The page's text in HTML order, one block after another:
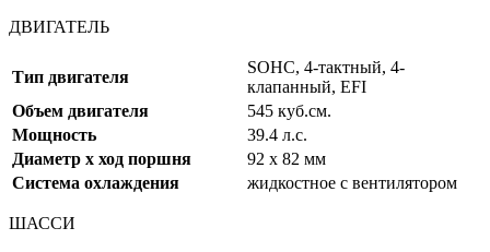
ДВИГАТЕЛЬ
Тип двигателя
SOHC, 4-тактный, 4-
клапанный, EFI
Объем двигателя
545 куб.см.
Мощность
39.4 л.с.
Диаметр x ход поршня
92 x 82 мм
Система охлаждения
жидкостное с вентилятором
ШАССИ